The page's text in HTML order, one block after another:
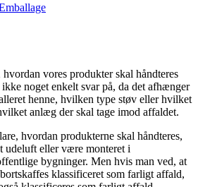
vores produkter skal håndteres
noget enkelt svar på, da det afhænger
henne, hvilken type støv eller hvilket
anlæg der skal tage imod affaldet.
hvordan produkterne skal håndteres,
udeluft eller være monteret i
bygninger. Men hvis man ved, at
klassificeret som farligt affald,